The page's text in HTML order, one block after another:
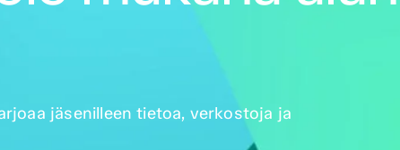
jäsenilleen tietoa, verkostoja ja